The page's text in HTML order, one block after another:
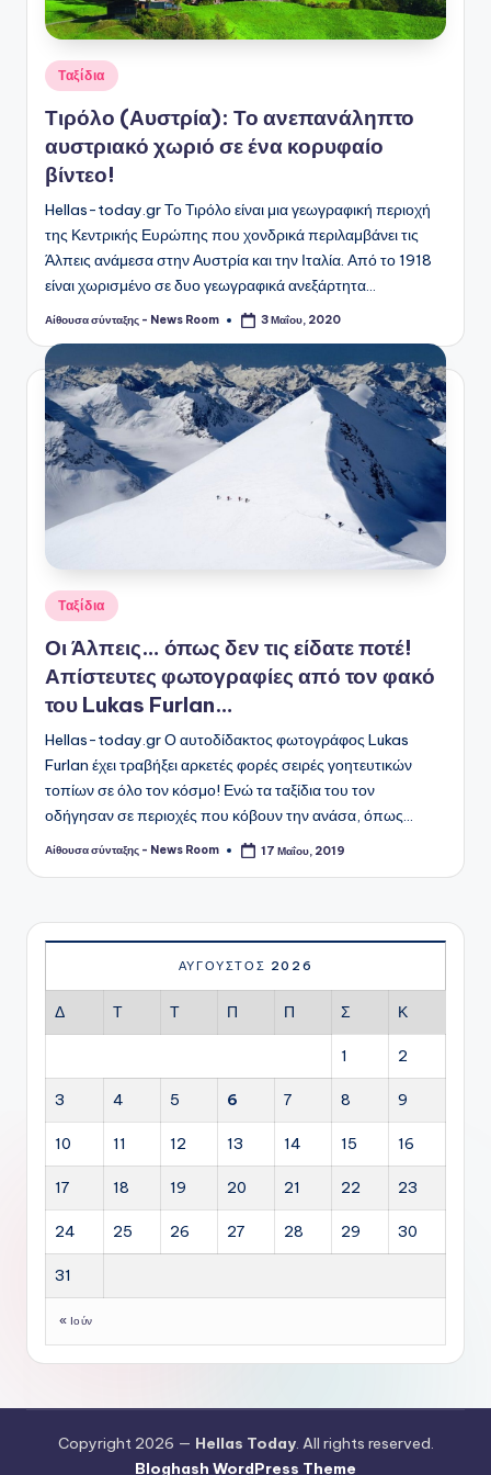
Αναρτήθηκε
σε
Ταξίδια
Τιρόλο (Αυστρία): Το ανεπανάληπτο
αυστριακό χωριό σε ένα κορυφαίο
βίντεο!
Hellas-today.gr Το Τιρόλο είναι μια γεωγραφική περιοχή
της Κεντρικής Ευρώπης που χονδρικά περιλαμβάνει τις
Άλπεις ανάμεσα στην Αυστρία και την Ιταλία. Από το 1918
είναι χωρισμένο σε δυο γεωγραφικά ανεξάρτητα…
Συγγραφέας:
Αίθουσα σύνταξης - News Room 3 Μαΐου, 2020
Αναρτήθηκε
σε
Ταξίδια
Οι Άλπεις… όπως δεν τις είδατε ποτέ!
Απίστευτες φωτογραφίες από τον φακό
του Lukas Furlan…
Hellas-today.gr Ο αυτοδίδακτος φωτογράφος Lukas
Furlan έχει τραβήξει αρκετές φορές σειρές γοητευτικών
τοπίων σε όλο τον κόσμο! Ενώ τα ταξίδια του τον
οδήγησαν σε περιοχές που κόβουν την ανάσα, όπως…
Συγγραφέας:
Αίθουσα σύνταξης - News Room 17 Μαΐου, 2019
ΑΎΓΟΥΣΤΟΣ 2026
Δ Τ Τ Π Π Σ Κ
1 2
3 4 5 6 7 8 9
10 11 12 13 14 15 16
17 18 19 20 21 22 23
24 25 26 27 28 29 30
31
« Ιούν
Copyright 2026 — Hellas Today. All rights reserved.
Bloghash WordPress Theme